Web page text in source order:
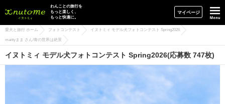
イヌトミィ
わんことの旅行を
もっと楽しく、
もっと快適に。
マイページ
愛犬と旅行 ホーム フォトコンテスト イヌトミィ モデル犬フォトコンテスト Spring2026
maittyまま さん/青の世界は絶景
イヌトミィ モデル犬フォトコンテスト Spring2026(応募数 747枚)